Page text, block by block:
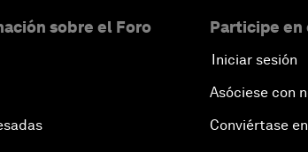
sobre el Foro Participe en
Iniciar sesión
Asóciese con
Conviértase